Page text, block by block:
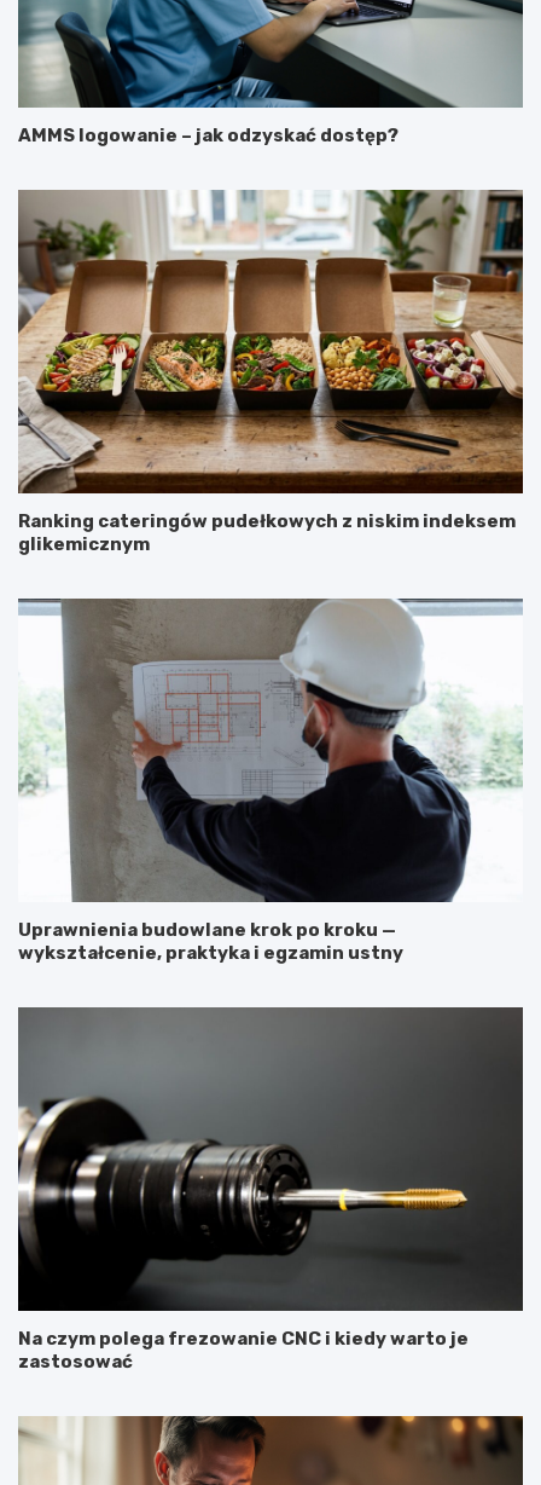
AMMS logowanie – jak odzyskać dostęp?
Ranking cateringów pudełkowych z niskim indeksem
glikemicznym
Uprawnienia budowlane krok po kroku —
wykształcenie, praktyka i egzamin ustny
Na czym polega frezowanie CNC i kiedy warto je
zastosować